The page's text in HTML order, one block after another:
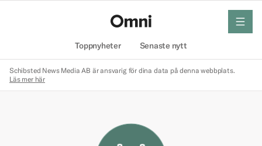
Toppnyheter Senaste nytt
meny
Schibsted News Media AB är ansvarig för dina data på denna webbplats.
Läs mer här